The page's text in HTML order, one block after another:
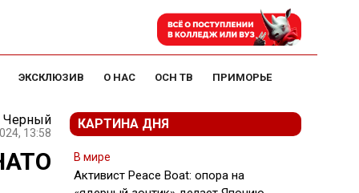
ЭКСКЛЮЗИВ О НАС ОСН ТВ ПРИМОРЬЕ
Черный
13:58
КАРТИНА ДНЯ
В мире
Активист Peace Boat: опора на